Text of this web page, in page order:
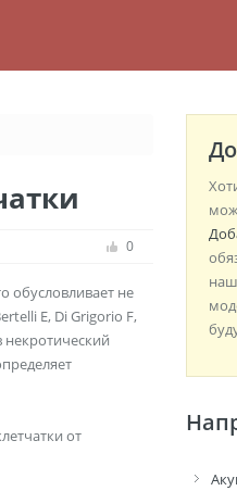
0
обусловливает не
E, Di Grigorio F,
от